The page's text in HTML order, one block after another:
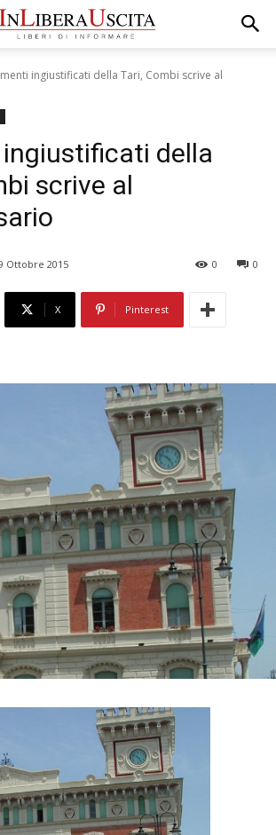
ingiustificati della Tari, Combi scrive al
della
scrive al
Ottobre 2015 0
0
X Pinterest